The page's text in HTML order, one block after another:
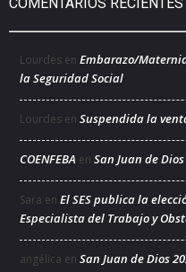
Lourdes en Embarazo/
la Seguridad Social
Lourdes en Suspendida la
COENFEBA en San Juan de
Sara en El SES publica la
Especialista del Trabajo y
angélica en San Juan de Dios